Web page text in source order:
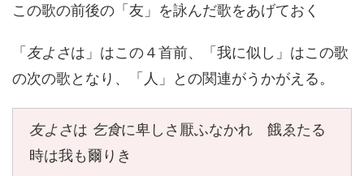
この歌の前後の「友」を詠んだ歌をあげておく
「 友よさは」はこの４首前、「我に似し」はこの歌
の次の歌となり、「人」との関連がうかがえる。
友よさは 乞食に卑しさ厭ふなかれ 餓ゑたる
時は我も爾りき